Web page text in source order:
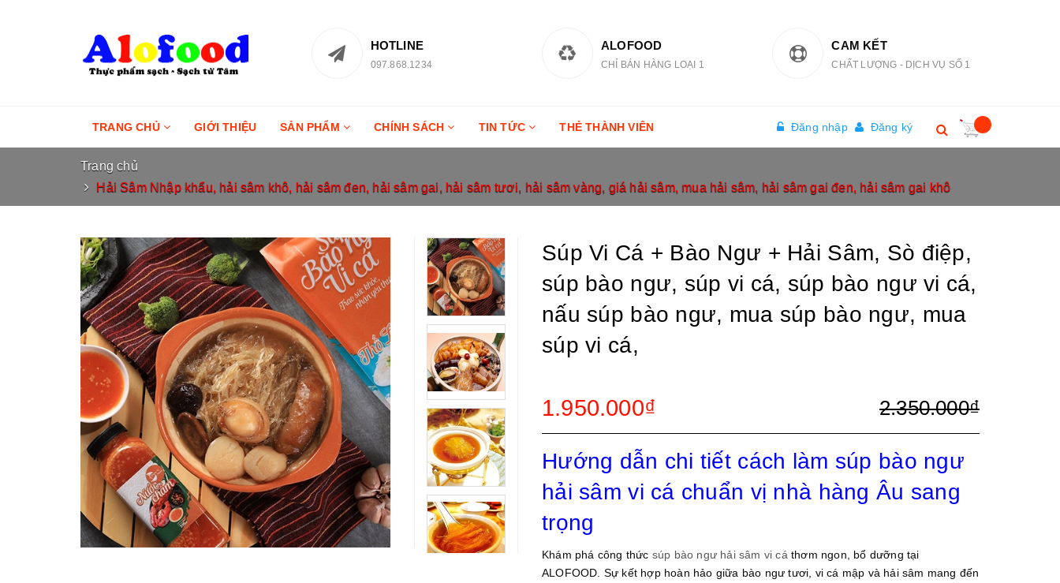
HOTLINE
097.868.1234
ALOFOOD
CHỈ BÁN HÀNG LOẠI 1
CAM KẾT
CHẤT LƯỢNG - DỊCH VỤ SỐ 1
TRANG CHỦ GIỚI THIỆU SẢN PHẨM CHÍNH SÁCH TIN TỨC THẺ THÀNH VIÊN Đăng nhập Đăng ký
Trang chủ
Hải Sâm Nhập khẩu, hải sâm khô, hải sâm đen, hải sâm gai, hải sâm tươi, hải sâm vàng, giá hải sâm, mua hải sâm, hải sâm gai đen, hải sâm gai khô
Súp Vi Cá + Bào Ngư + Hải Sâm, Sò điệp,
súp bào ngư, súp vi cá, súp bào ngư vi cá,
nấu súp bào ngư, mua súp bào ngư, mua
súp vi cá,
1.950.000₫ 2.350.000₫
Hướng dẫn chi tiết cách làm súp bào ngư
hải sâm vi cá chuẩn vị nhà hàng Âu sang
trọng
Khám phá công thức súp bào ngư hải sâm vi cáthơm ngon, bổ dưỡng tại
ALOFOOD. Sự kết hợp hoàn hảo giữa bào ngư tươi, vi cá mập và hải sâm mang đến